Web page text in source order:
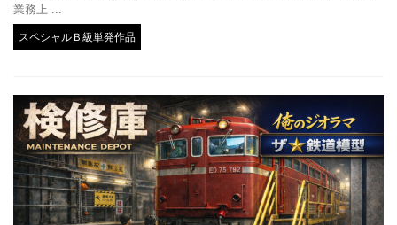
業務上 ...
スペシャルＢ級単発作品